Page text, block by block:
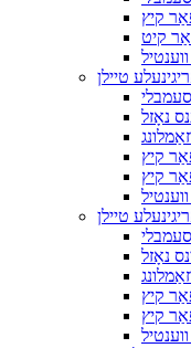
קיץ
קיט
טיילן
נאָזל
קיץ
קיץ
טיילן
נאָזל
קיץ
קיץ